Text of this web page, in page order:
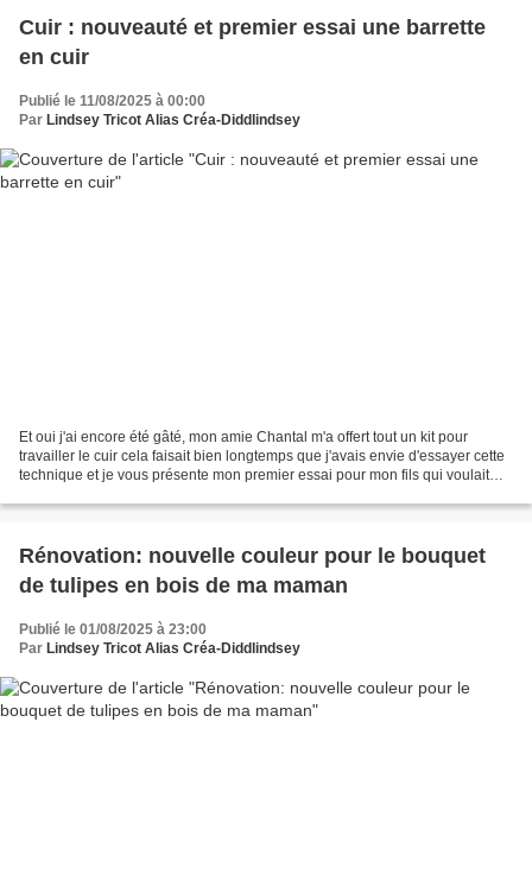
Cuir : nouveauté et premier essai une barrette
en cuir
Publié le 11/08/2025 à 00:00
Par Lindsey Tricot Alias Créa-Diddlindsey
Et oui j'ai encore été gâté, mon amie Chantal m'a offert tout un kit pour
travailler le cuir cela faisait bien longtemps que j'avais envie d'essayer cette
technique et je vous présente mon premier essai pour mon fils qui voulait
Rénovation: nouvelle couleur pour le bouquet
de tulipes en bois de ma maman
Publié le 01/08/2025 à 23:00
Par Lindsey Tricot Alias Créa-Diddlindsey